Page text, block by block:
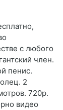
с любого
член.
пенис.
2
720p.
видео